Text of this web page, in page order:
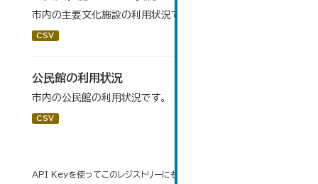
市内の主要文化施設の利用状況です。
CSV
公民館の利用状況
市内の公民館の利用状況です。
CSV
API Keyを使ってこのレジストリーにもアクセス可能です